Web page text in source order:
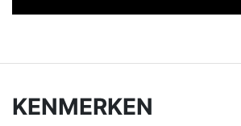
KENMERKEN